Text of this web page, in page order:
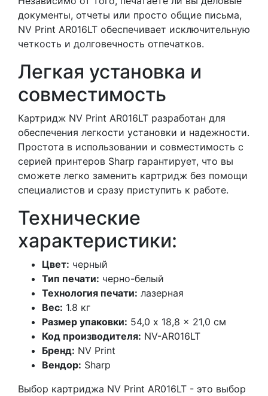
документы, отчеты или просто общие письма,
NV Print AR016LT обеспечивает исключительную
четкость и долговечность отпечатков.
Легкая установка и
совместимость
Картридж NV Print AR016LT разработан для
обеспечения легкости установки и надежности.
Простота в использовании и совместимость с
серией принтеров Sharp гарантирует, что вы
сможете легко заменить картридж без помощи
специалистов и сразу приступить к работе.
Технические
характеристики:
Цвет: черный
Тип печати: черно-белый
Технология печати: лазерная
Вес: 1.8 кг
Размер упаковки: 54,0 x 18,8 x 21,0 см
Код производителя: NV-AR016LT
Бренд: NV Print
Вендор: Sharp
Выбор картриджа NV Print AR016LT - это выбор